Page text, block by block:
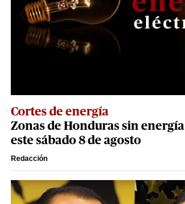
Cortes de energía
Zonas de Honduras sin
este sábado 8 de agosto
Redacción